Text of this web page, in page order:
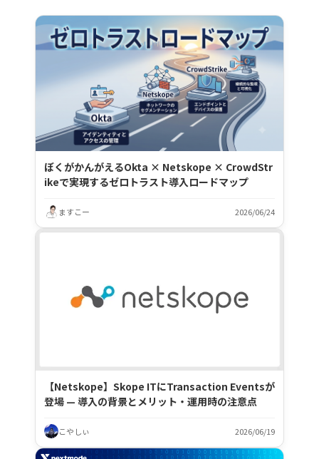
ぼくがかんがえるOkta × Netskope × CrowdStr
ikeで実現するゼロトラスト導入ロードマップ
ますこー 2026/06/24
【Netskope】Skope ITにTransaction Eventsが
登場 — 導入の背景とメリット・運用時の注意点
こやしぃ 2026/06/19